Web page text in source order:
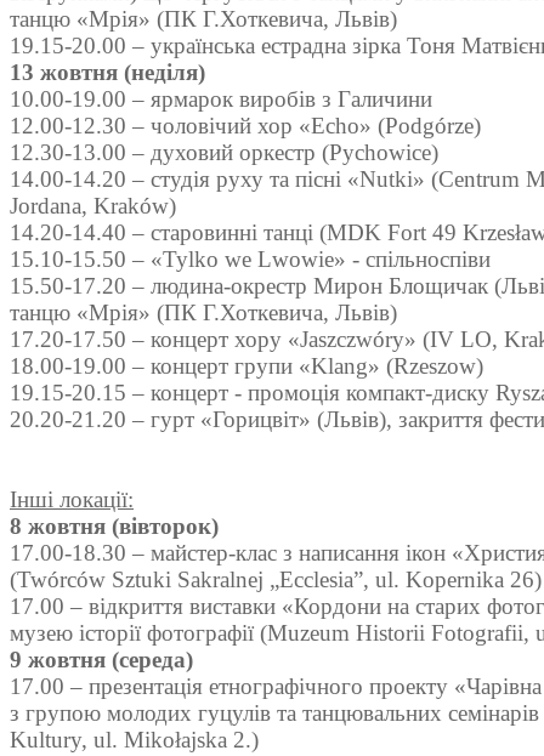
танцю «Мрія» (ПК Г.Хоткевича, Львів)
19.15-20.00 – українська естрадна зірка Тоня
13 жовтня (неділя)
10.00-19.00 – ярмарок виробів з Галичини
12.00-12.30 – чоловічий хор «Echo» (Podgórze)
12.30-13.00 – духовий оркестр (Pychowice)
14.00-14.20 – студія руху та пісні «Nutki» (Centrum
Jordana, Kraków)
14.20-14.40 – старовинні танці (MDK Fort 49
15.10-15.50 – «Tylko we Lwowie» - спільноспіви
15.50-17.20 – людина-окрестр Мирон Блощичак
танцю «Мрія» (ПК Г.Хоткевича, Львів)
17.20-17.50 – концерт хору «Jaszczwóry» (IV LO,
18.00-19.00 – концерт групи «Klang» (Rzeszow)
19.15-20.15 – концерт - промоція компакт-диску
20.20-21.20 – гурт «Горицвіт» (Львів), закриття
Інші локації:
8 жовтня (вівторок)
17.00-18.30 – майстер-клас з написання ікон
(Twórców Sztuki Sakralnej „Ecclesia”, ul. Kopernika 26)
17.00 – відкриття виставки «Кордони на старих
музею історії фотографії (Muzeum Historii Fotografii,
9 жовтня (середа)
17.00 – презентація етнографічного проекту
з групою молодих гуцулів та танцювальних
Kultury, ul. Mikołajska 2.)